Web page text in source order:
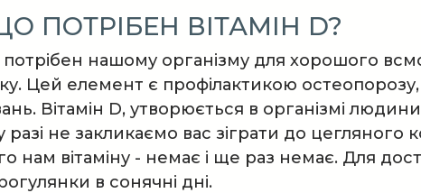
ПОТРІБЕН ВІТАМІН D?
потрібен нашому організму для хорошого
Цей елемент є профілактикою
Вітамін D, утворюється в організмі
разі не закликаємо вас зіграти до
нам вітаміну - немає і ще раз немає. Для
в сонячні дні.